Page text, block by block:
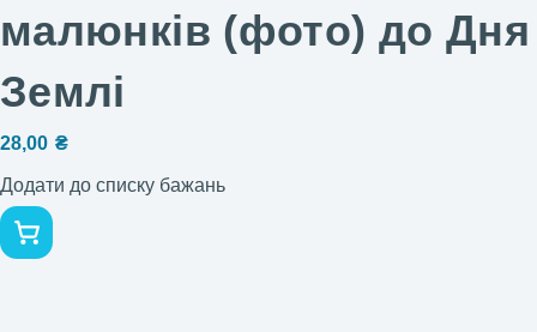
малюнків (фото) до Дня
Землі
28,00 ₴
Додати до списку бажань